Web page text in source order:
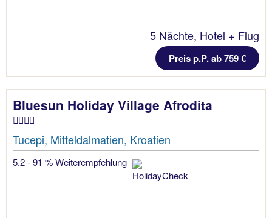
5 Nächte, Hotel + Flug
Preis p.P. ab 759 €
Bluesun Holiday Village Afrodita
Tucepi, Mitteldalmatien, Kroatien
5.2 - 91 % Weiterempfehlung